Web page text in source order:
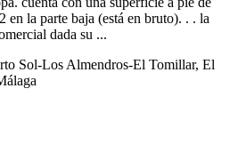
en la parte baja (está en bruto). . . la
dada su ...